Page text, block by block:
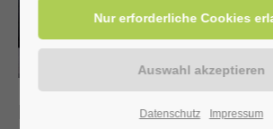
Datenschutz Impressum